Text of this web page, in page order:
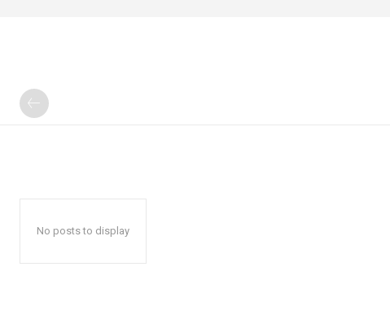
No posts to display